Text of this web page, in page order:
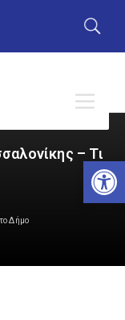
– Τι
Δήμο